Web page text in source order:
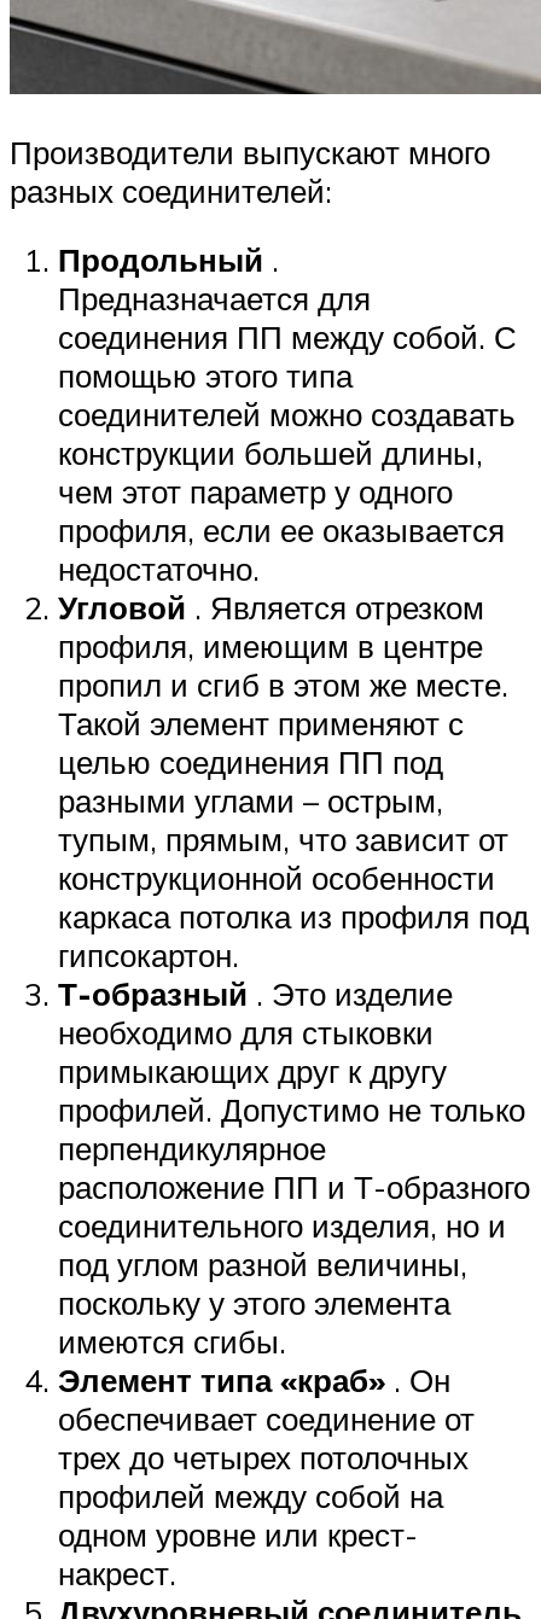
Производители выпускают много
разных соединителей:
Продольный .
Предназначается для
соединения ПП между собой. С
помощью этого типа
соединителей можно создавать
конструкции большей длины,
чем этот параметр у одного
профиля, если ее оказывается
недостаточно.
Угловой . Является отрезком
профиля, имеющим в центре
пропил и сгиб в этом же месте.
Такой элемент применяют с
целью соединения ПП под
разными углами – острым,
тупым, прямым, что зависит от
конструкционной особенности
каркаса потолка из профиля под
гипсокартон.
Т-образный . Это изделие
необходимо для стыковки
примыкающих друг к другу
профилей. Допустимо не только
перпендикулярное
расположение ПП и Т-образного
соединительного изделия, но и
под углом разной величины,
поскольку у этого элемента
имеются сгибы.
Элемент типа «краб» . Он
обеспечивает соединение от
трех до четырех потолочных
профилей между собой на
одном уровне или крест-
накрест.